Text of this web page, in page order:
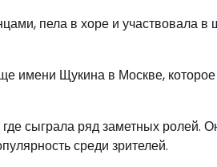
пела в хоре и участвовала в
имени Щукина в Москве,
сыграла ряд заметных ролей.
среди зрителей.